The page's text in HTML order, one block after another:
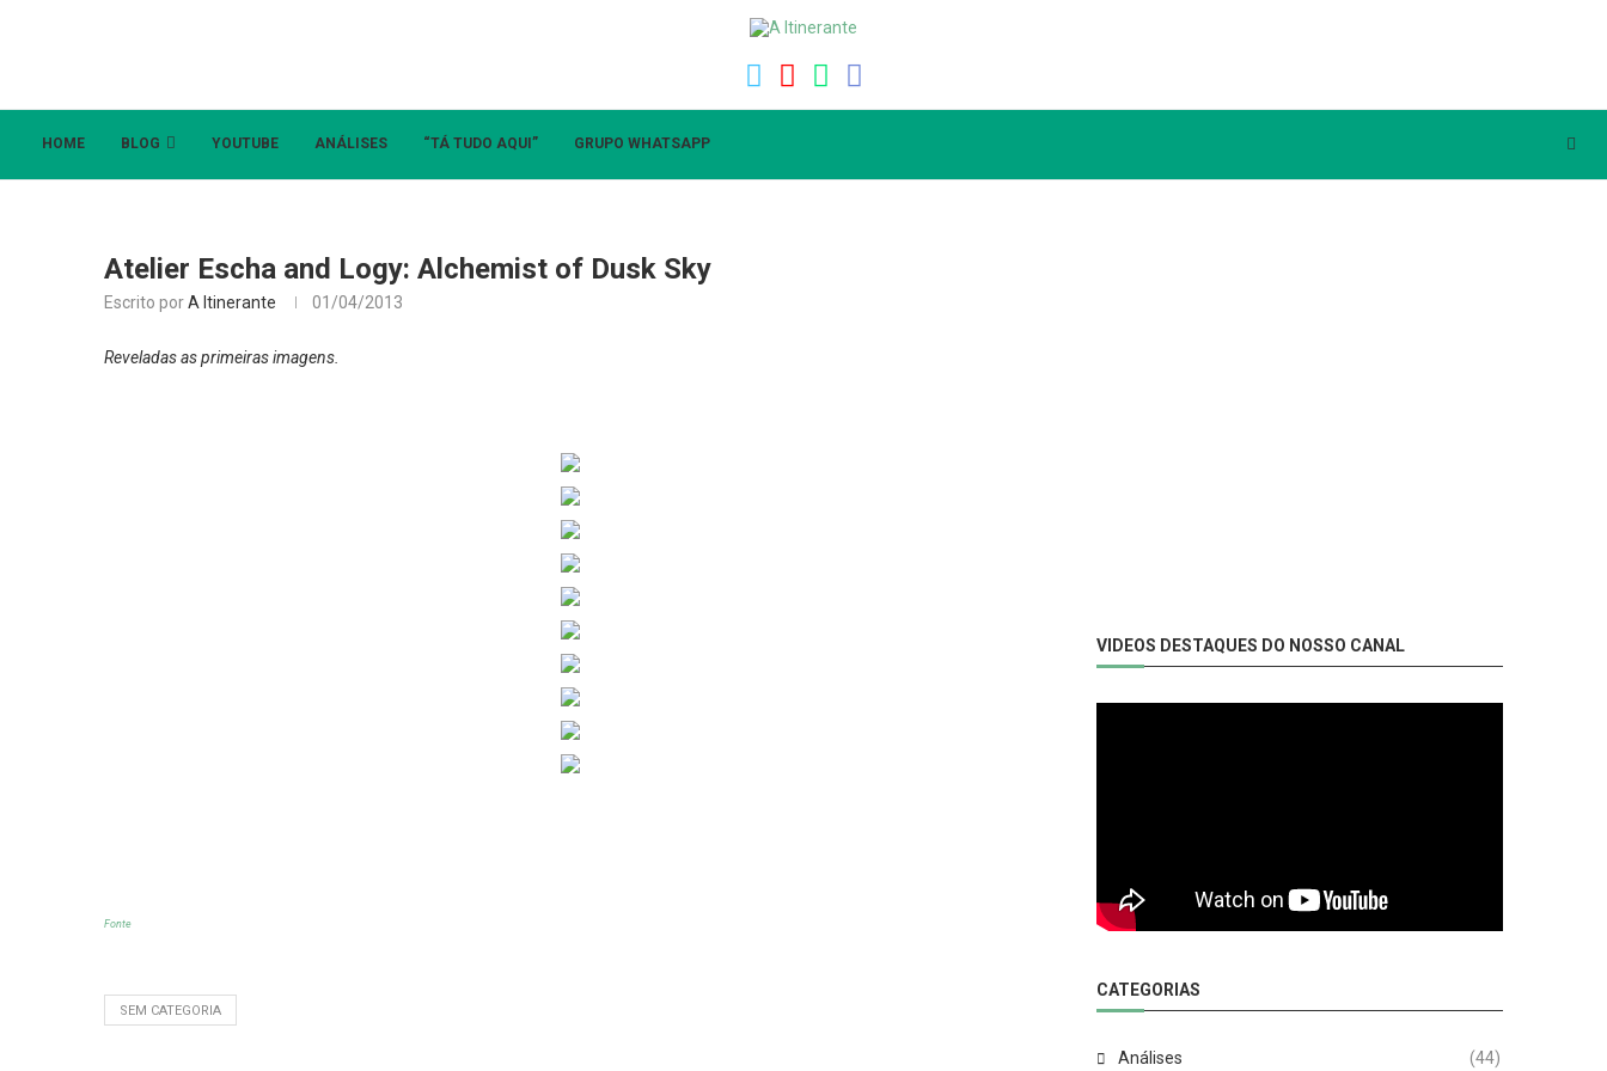
HOME BLOG YOUTUBE ANÁLISES “TÁ TUDO AQUI” GRUPO WHATSAPP
Atelier Escha and Logy: Alchemist of Dusk Sky
Escrito porA Itinerante 01/04/2013
Reveladas as primeiras imagens.
Fonte
SEM CATEGORIA
VIDEOS DESTAQUES DO NOSSO CANAL
CATEGORIAS
Análises (44)